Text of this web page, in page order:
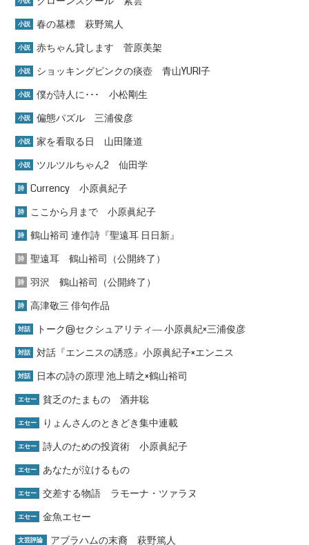
小説 春の墓標 萩野篤人
小説 赤ちゃん貸します 菅原美架
小説 ショッキングピンクの痰壺 青山YURI子
小説 僕が詩人に･･･ 小松剛生
小説 偏態パズル 三浦俊彦
小説 家を看取る日 山田隆道
小説 ツルツルちゃん2 仙田学
詩 Currency 小原眞紀子
詩 ここから月まで 小原眞紀子
詩 鶴山裕司 連作詩『聖遠耳 日日新』
詩 聖遠耳 鶴山裕司（公開終了）
詩 羽沢 鶴山裕司（公開終了）
詩 高津敬三 俳句作品
対話 トーク@セクシュアリティ― 小原眞紀×三浦俊彦
対話 対話『エンニスの誘惑』小原眞紀子×エンニス
対話 日本の詩の原理 池上晴之×鶴山裕司
エセー 貧乏のたまもの 酒井聡
エセー りょんさんのときどき集中連載
エセー 詩人のための投資術 小原眞紀子
エセー あなたが泣けるもの
エセー 交差する物語 ラモーナ・ツァラヌ
エセー 金魚エセー
文芸評論 アブラハムの末裔 萩野篤人